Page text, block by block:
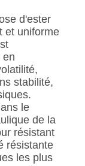
d'ester
et uniforme
en
stabilité,
le
de la
résistant
résistante
les plus